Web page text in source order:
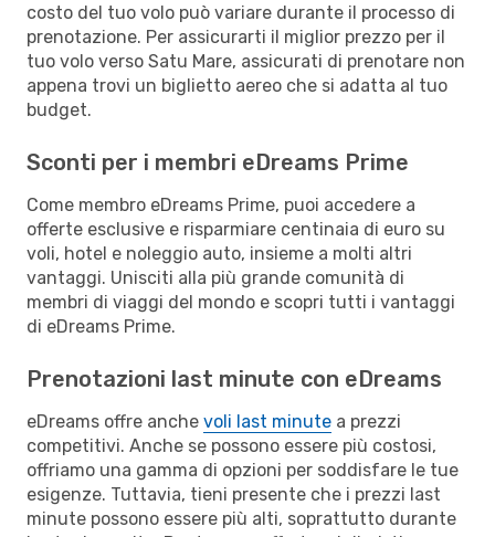
costo del tuo volo può variare durante il processo di
prenotazione. Per assicurarti il miglior prezzo per il
tuo volo verso Satu Mare, assicurati di prenotare non
appena trovi un biglietto aereo che si adatta al tuo
budget.
Sconti per i membri eDreams Prime
Come membro eDreams Prime, puoi accedere a
offerte esclusive e risparmiare centinaia di euro su
voli, hotel e noleggio auto, insieme a molti altri
vantaggi. Unisciti alla più grande comunità di
membri di viaggi del mondo e scopri tutti i vantaggi
di eDreams Prime.
Prenotazioni last minute con eDreams
eDreams offre anche voli last minute a prezzi
competitivi. Anche se possono essere più costosi,
offriamo una gamma di opzioni per soddisfare le tue
esigenze. Tuttavia, tieni presente che i prezzi last
minute possono essere più alti, soprattutto durante